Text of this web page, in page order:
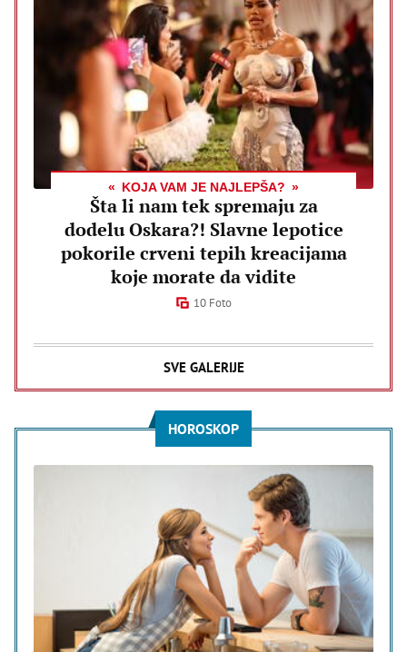
KOJA VAM JE NAJLEPŠA?
Šta li nam tek spremaju za
dodelu Oskara?! Slavne lepotice
pokorile crveni tepih kreacijama
koje morate da vidite
10 Foto
SVE GALERIJE
HOROSKOP